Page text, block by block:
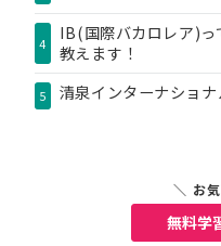
4
IB(国際バカロレア)っ
教えます！
5 清泉インターナショ
＼ お
無料学